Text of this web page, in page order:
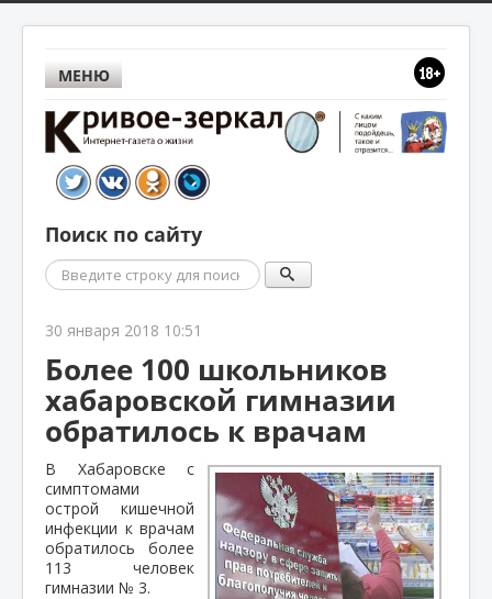
МЕНЮ
Поиск по сайту
Поиск
30 января 2018 10:51
Более 100 школьников
хабаровской гимназии
обратилось к врачам
В Хабаровске с
симптомами
острой кишечной
инфекции к врачам
обратилось более
113 человек
гимназии № 3.